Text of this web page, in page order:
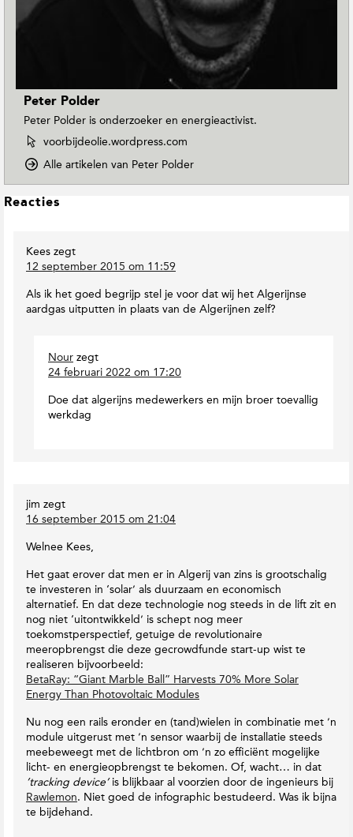
Peter Polder
Peter Polder is onderzoeker en energieactivist.
W
b
s
i
n
P
e
P
o
d
voorbijdeolie.wordpress.com
Alle artikelen van Peter Poldero
a
r
a
LReacties
Kees zegt
12 september 2015 om 11:59
Als ik het goed begrijp stel je voor dat wij het Algerijnse
aardgas uitputten in plaats van de Algerijnen zelf?
Nour zegt
24 februari 2022 om 17:20
Doe dat algerijns medewerkers en mijn broer toevallig
werkdag
jim zegt
16 september 2015 om 21:04
Welnee Kees,
Het gaat erover dat men er in Algerij van zins is grootschalig
te investeren in ‘solar’ als duurzaam en economisch
alternatief. En dat deze technologie nog steeds in de lift zit en
nog niet ‘uitontwikkeld’ is schept nog meer
toekomstperspectief, getuige de revolutionaire
meeropbrengst die deze gecrowdfunde start-up wist te
realiseren bijvoorbeeld:
BetaRay: “Giant Marble Ball” Harvests 70% More Solar
Energy Than Photovoltaic Modules
Nu nog een rails eronder en (tand)wielen in combinatie met ’n
module uitgerust met ’n sensor waarbij de installatie steeds
meebeweegt met de lichtbron om ’n zo efficiënt mogelijke
licht- en energieopbrengst te bekomen. Of, wacht… in dat
’tracking device’is blijkbaar al voorzien door de ingenieurs bij
Rawlemon. Niet goed de infographic bestudeerd. Was ik bijna
te bijdehand.